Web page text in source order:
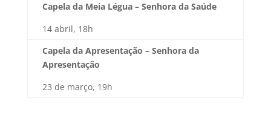
Capela da Meia Légua – Senhora da Saúde
14 abril, 18h
Capela da Apresentação – Senhora da
Apresentação
23 de março, 19h